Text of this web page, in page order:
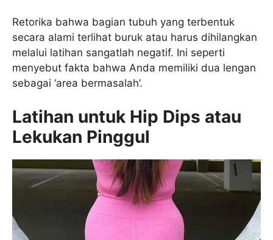
Retorika bahwa bagian tubuh yang terbentuk
secara alami terlihat buruk atau harus dihilangkan
melalui latihan sangatlah negatif. Ini seperti
menyebut fakta bahwa Anda memiliki dua lengan
sebagai ‘area bermasalah’.
Latihan untuk Hip Dips atau
Lekukan Pinggul